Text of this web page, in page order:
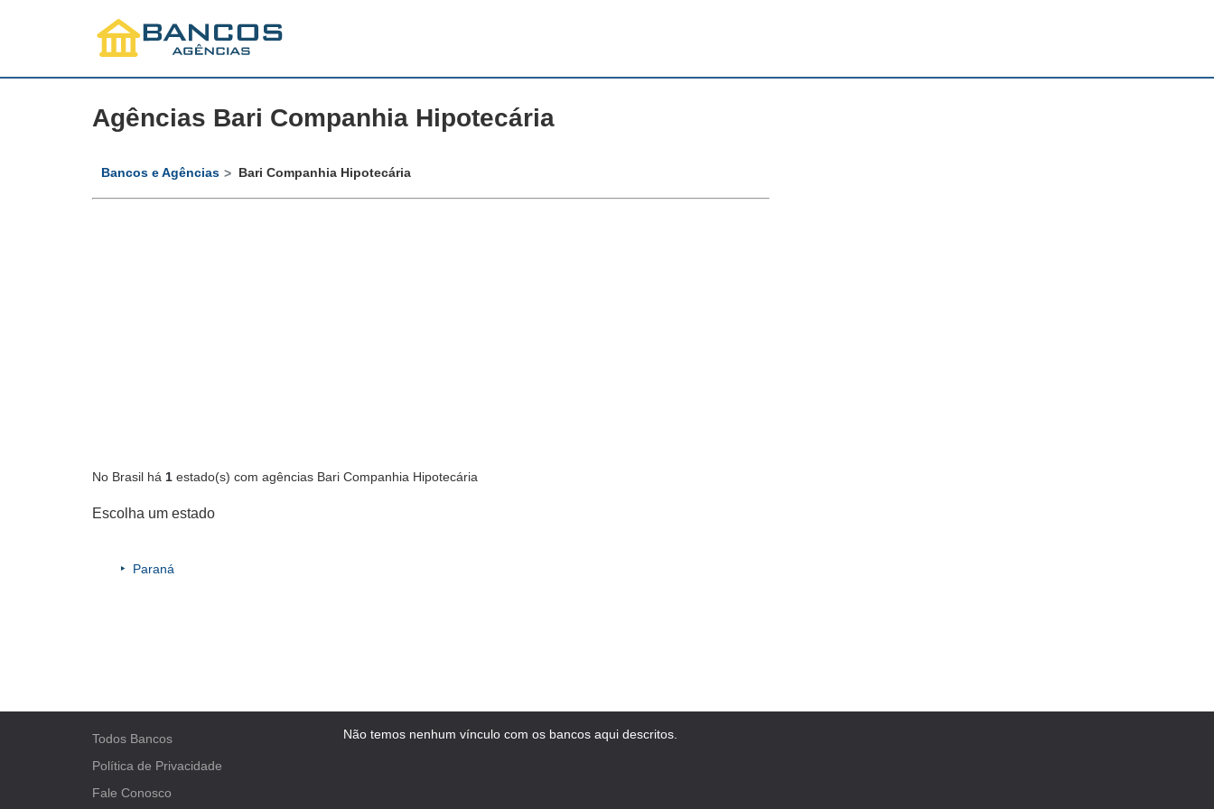
Agências Bari Companhia Hipotecária
Bancos e Agências Bari Companhia Hipotecária
No Brasil há 1 estado(s) com agências Bari Companhia Hipotecária
Escolha um estado
Paraná
Todos Bancos
Política de Privacidade
Fale Conosco
Não temos nenhum vínculo com os bancos aqui descritos.